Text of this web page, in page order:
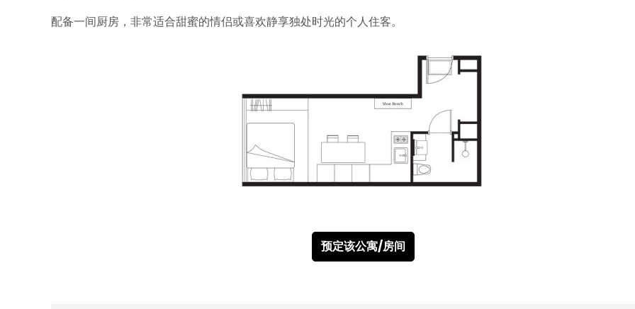
配备一间厨房，非常适合甜蜜的情侣或喜欢静享独处时光的个人住客。
预定该公寓/房间